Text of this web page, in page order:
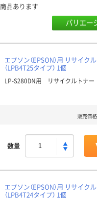
商品あります
バリエー
エプソン（EPSON）用 リサイク
（LPB4T25タイプ） 1個
LP-S280DN用 リサイクルトナー
販売価格
数量
エプソン（EPSON）用 リサイク
（LPB4T24タイプ） 1個